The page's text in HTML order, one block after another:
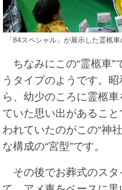
「84スペシャル」が展示した霊柩
ちなみにこの“霊柩車”
うタイプのようです。
ら、幼少のころに霊柩
ていた思い出があるこ
われていたのがこの“神
な構成の“宮型”です。
その後でお葬式のスタ